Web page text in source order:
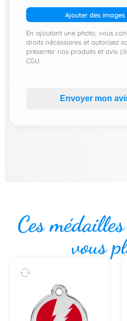
Ajouter des images
En ajoutant une photo, vous
droits nécessaires et autorisez
présenter nos produits et avis
CGU.
Envoyer mon
Ces
vous